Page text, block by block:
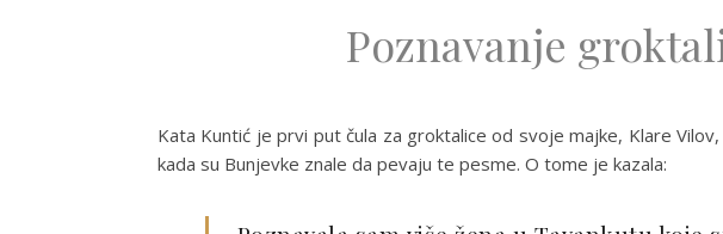
Poznavanje
Kata Kuntić je prvi put čula za groktalice od svoje majke, Klare
kada su Bunjevke znale da pevaju te pesme. O tome je kazala: